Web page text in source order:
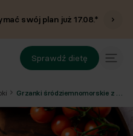
swój plan już17.08.*
Sprawdź dietę